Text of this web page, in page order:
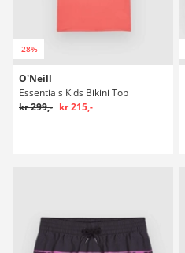
-28%
O'Neill
Essentials Kids Bikini Top
kr 299,- kr 215,-